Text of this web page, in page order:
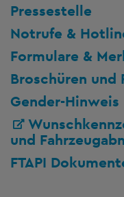
Pressestelle
Notrufe &
Formulare &
Broschüren und
Gender-Hinweis
und
FTAPI